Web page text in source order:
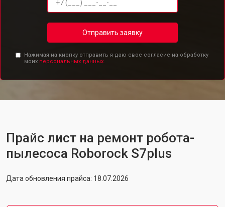
Отправить заявку
Нажимая на кнопку отправить я даю свое согласие на обработку
моих персональных данных.
Прайс лист на ремонт робота-
пылесоса Roborock S7plus
Дата обновления прайса: 18.07.2026